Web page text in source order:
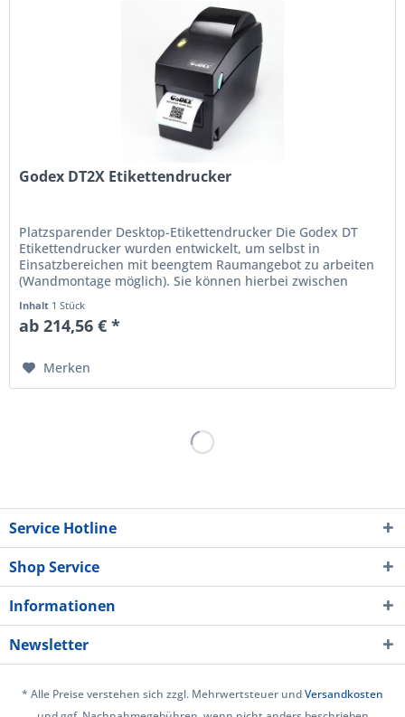
Godex DT2X Etikettendrucker
Platzsparender Desktop-Etikettendrucker Die Godex DT
Etikettendrucker wurden entwickelt, um selbst in
Einsatzbereichen mit beengtem Raumangebot zu arbeiten
(Wandmontage möglich). Sie können hierbei zwischen
Inhalt 1 Stück
ab 214,56 € *
Merken
Service Hotline
Shop Service
Informationen
Newsletter
* Alle Preise verstehen sich zzgl. Mehrwertsteuer undVersandkosten